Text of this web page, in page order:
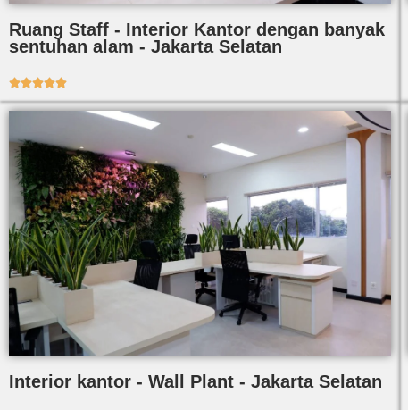
Ruang Staff - Interior Kantor dengan banyak
sentuhan alam - Jakarta Selatan

Interior kantor - Wall Plant - Jakarta Selatan